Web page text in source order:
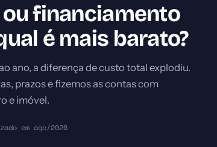
financiamento
é mais barato?
ano, a diferença de custo total explodiu.
prazos e fizemos as contas com
e imóvel.
em ago/2026